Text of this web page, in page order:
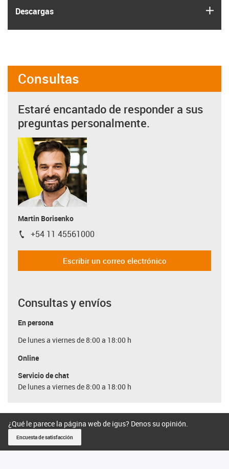
Descargas
Consultas
Estaré encantado de responder a sus
preguntas personalmente.
Martin Borisenko
igus-icon-phone
+54 11 45561000
Escribir un correo electrónico
Consultas y envíos
En persona
De lunes a viernes de 8:00 a 18:00 h
Online
Servicio de chat
De lunes a viernes de 8:00 a 18:00 h
¿Qué le parece la página web de igus? Denos su opinión.
Encuesta de satisfacción